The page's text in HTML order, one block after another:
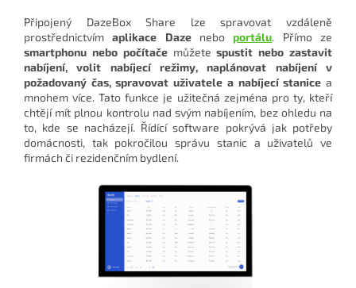
Připojený DazeBox Share lze spravovat vzdáleně
prostřednictvímaplikace Dazeneboportálu. Přímo ze
smartphonu nebo počítačemůžetespustit nebo zastavit
nabíjení, volit nabíjecí režimy, naplánovat nabíjení v
požadovaný čas, spravovat uživatele a nabíjecí stanice a
mnohem více. Tato funkce je užitečná zejména pro ty, kteří
chtějí mít plnou kontrolu nad svým nabíjením, bez ohledu na
to, kde se nacházejí. Řídící software pokrývá jak potřeby
domácnosti, tak pokročilou správu stanic a uživatelů ve
firmách či rezidenčním bydlení.